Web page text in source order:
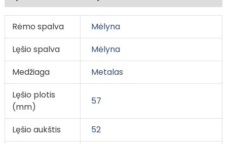
Rėmo spalva
Mėlyna
Lęšio spalva
Mėlyna
Medžiaga
Metalas
Lęšio plotis
(mm)
57
Lęšio aukštis
52